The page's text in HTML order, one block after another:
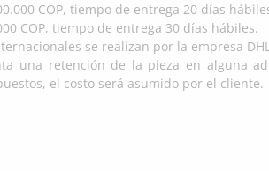
COP, tiempo de entrega 20 días
COP, tiempo de entrega 30 días hábiles.
se realizan por la empresa
una retención de la pieza en alguna
el costo será asumido por el cliente.